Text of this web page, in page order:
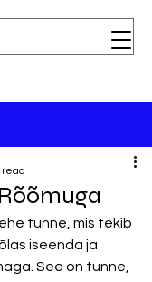
tunne, mis tekib
iseenda ja
See on tunne,